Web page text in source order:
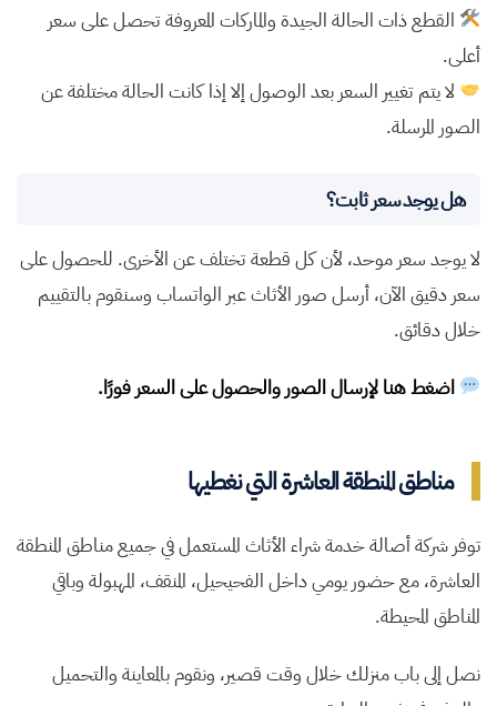
القطع ذات الحالة الجيدة والماركات المعروفة تحصل على سعر
أعلى.
لا يتم تغيير السعر بعد الوصول إلا إذا كانت الحالة مختلفة عن
الصور المرسلة.
هل يوجد سعر ثابت؟
لا يوجد سعر موحد، لأن كل قطعة تختلف عن الأخرى. للحصول على
سعر دقيق الآن، أرسل صور الأثاث عبر الواتساب وسنقوم بالتقييم
خلال دقائق.
اضغط هنا لإرسال الصور والحصول على السعر فورًا.
مناطق المنطقة العاشرة التي نغطيها
توفر شركة أصالة خدمة شراء الأثاث المستعمل في جميع مناطق المنطقة
العاشرة، مع حضور يومي داخل الفحيحيل، المنقف، المهبولة وباقي
المناطق المحيطة.
نصل إلى باب منزلك خلال وقت قصير، ونقوم بالمعاينة والتحميل